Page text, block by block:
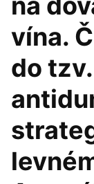
vína.
do